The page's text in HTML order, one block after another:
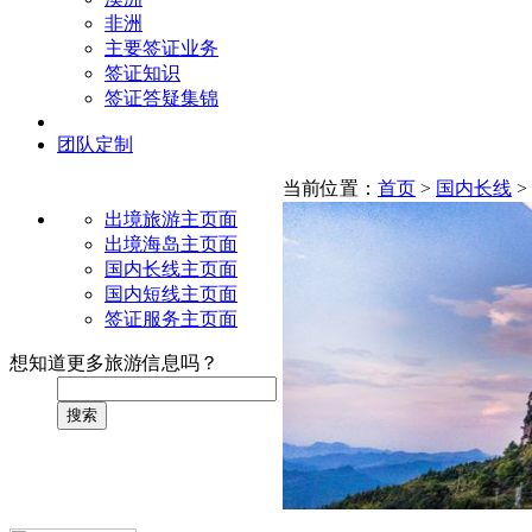
非洲
主要签证业务
签证知识
签证答疑集锦
团队定制
出境旅游主页面
出境海岛主页面
国内长线主页面
国内短线主页面
签证服务主页面
想知道更多旅游信息吗？
搜索
当前位置： 首页 > 国内长线 >